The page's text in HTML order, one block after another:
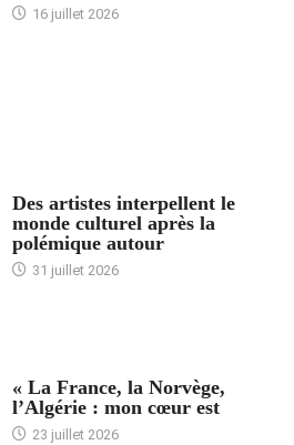
16 juillet 2026
Des artistes interpellent le
monde culturel après la
polémique autour
31 juillet 2026
« La France, la Norvège,
l’Algérie : mon cœur est
23 juillet 2026